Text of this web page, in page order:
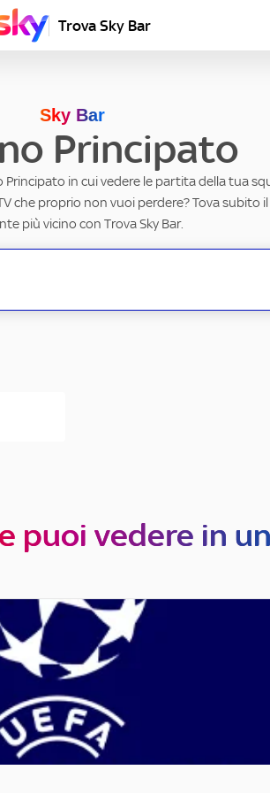
Trova Sky Bar
Sky Bar
Principato
Principato in cui vedere le partita della tua
che proprio non vuoi perdere? Tova subito il
più vicino con Trova Sky Bar.
puoi vedere in